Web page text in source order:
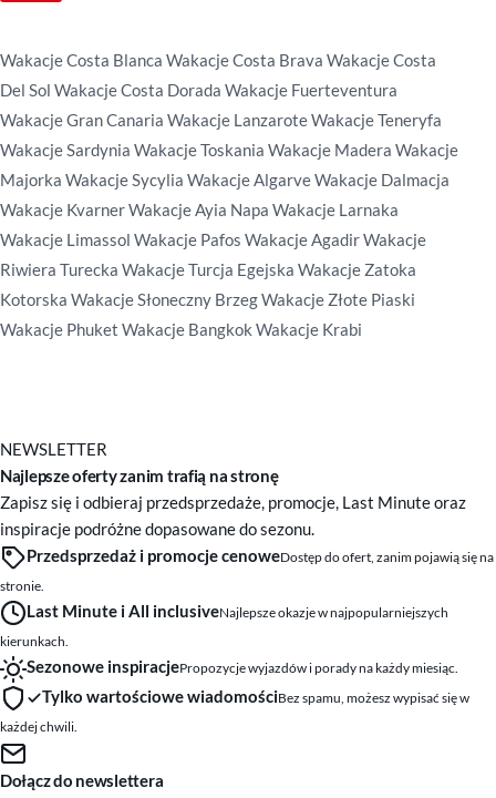
Wakacje Costa Blanca Wakacje Costa Brava Wakacje Costa
Del Sol Wakacje Costa Dorada Wakacje Fuerteventura
Wakacje Gran Canaria Wakacje LanzaroteWakacje Teneryfa
Wakacje Sardynia Wakacje Toskania Wakacje Madera Wakacje
Majorka Wakacje Sycylia Wakacje AlgarveWakacje Dalmacja
Wakacje KvarnerWakacje Ayia Napa Wakacje Larnaka
Wakacje Limassol Wakacje Pafos Wakacje AgadirWakacje
Riwiera Turecka Wakacje Turcja Egejska Wakacje Zatoka
Kotorska Wakacje Słoneczny BrzegWakacje Złote Piaski
Wakacje Phuket Wakacje Bangkok Wakacje Krabi
NEWSLETTER
Najlepsze oferty zanim trafią na stronę
Zapisz się i odbieraj przedsprzedaże, promocje, Last Minute oraz
inspiracje podróżne dopasowane do sezonu.
Przedsprzedaż i promocje cenoweDostęp do ofert, zanim pojawią się na
stronie.
Last Minute i All inclusiveNajlepsze okazje w najpopularniejszych
kierunkach.
Sezonowe inspiracjePropozycje wyjazdów i porady na każdy miesiąc.
Tylko wartościowe wiadomościBez spamu, możesz wypisać się w
każdej chwili.
Dołącz do newslettera